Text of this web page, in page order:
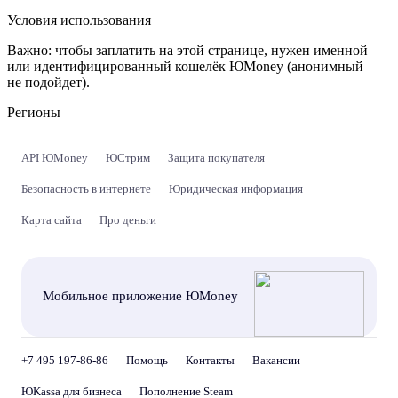
Условия использования
Важно: чтобы заплатить на этой странице, нужен именной
или идентифицированный кошелёк ЮMoney (анонимный
не подойдет).
Регионы
API ЮMoney ЮСтрим Защита покупателя
Безопасность в интернете Юридическая информация
Карта сайта Про деньги
Мобильное приложение ЮMoney
+7 495 197-86-86 Помощь Контакты Вакансии
ЮKassa для бизнеса Пополнение Steam